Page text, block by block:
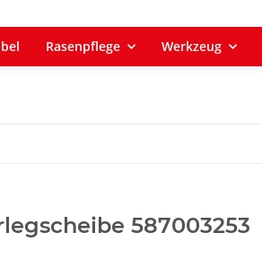
Rasenpflege Werkzeug
587003253